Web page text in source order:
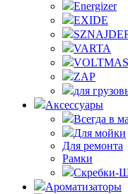
Energizer
EXIDE
VARTA
ZAP
для
Аксессуары
Всегда в
Для мойки
Для ремонта
Рамки
Скребки-
Ароматизаторы